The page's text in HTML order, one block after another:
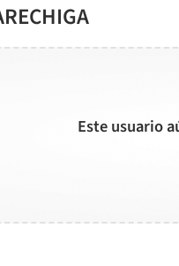
Este usuario